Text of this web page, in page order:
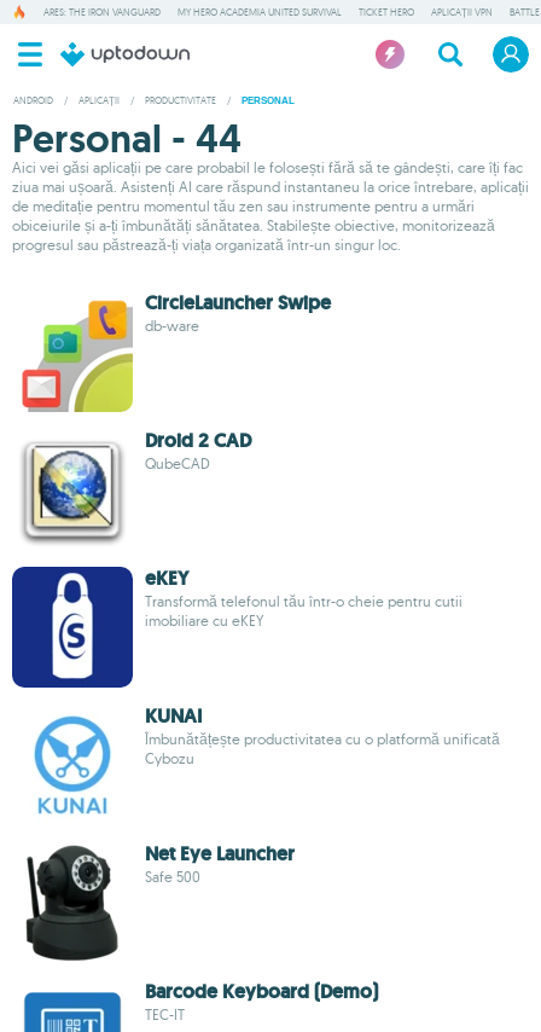
ARES: THE IRON VANGUARD MY HERO ACADEMIA UNITED SURVIVAL TICKET HERO APLICAȚII VPN
ANDROID / APLICAȚII / PRODUCTIVITATE / PERSONAL
Personal - 44
Aici vei găsi aplicații pe care probabil le folosești fără să te gândești, care îți fac
ziua mai ușoară. Asistenți AI care răspund instantaneu la orice întrebare, aplicații
de meditație pentru momentul tău zen sau instrumente pentru a urmări
obiceiurile și a-ți îmbunătăți sănătatea. Stabilește obiective, monitorizează
progresul sau păstrează-ți viața organizată într-un singur loc.
CircleLauncher Swipe
db-ware
Droid 2 CAD
QubeCAD
eKEY
Transformă telefonul tău într-o cheie pentru cutii
imobiliare cu eKEY
KUNAI
Îmbunătățește productivitatea cu o platformă unificată
Cybozu
Net Eye Launcher
Safe 500
Barcode Keyboard (Demo)
TEC-IT